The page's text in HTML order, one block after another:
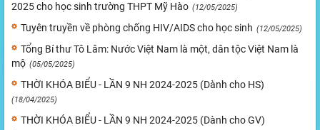
2025 cho học sinh trường THPT Mỹ Hào (12/05/2025)
Tuyên truyền về phòng chống HIV/AIDS cho học sinh (12/05/2025)
Tổng Bí thư Tô Lâm: Nước Việt Nam là một, dân tộc Việt Nam là
mộ (05/05/2025)
THỜI KHÓA BIỂU - LẦN 9 NH 2024-2025 (Dành cho HS)
(18/04/2025)
THỜI KHÓA BIỂU - LẦN 9 NH 2024-2025 (Dành cho GV)